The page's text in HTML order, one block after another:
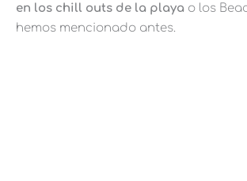
en los chill outs de la playa o los
hemos mencionado antes.